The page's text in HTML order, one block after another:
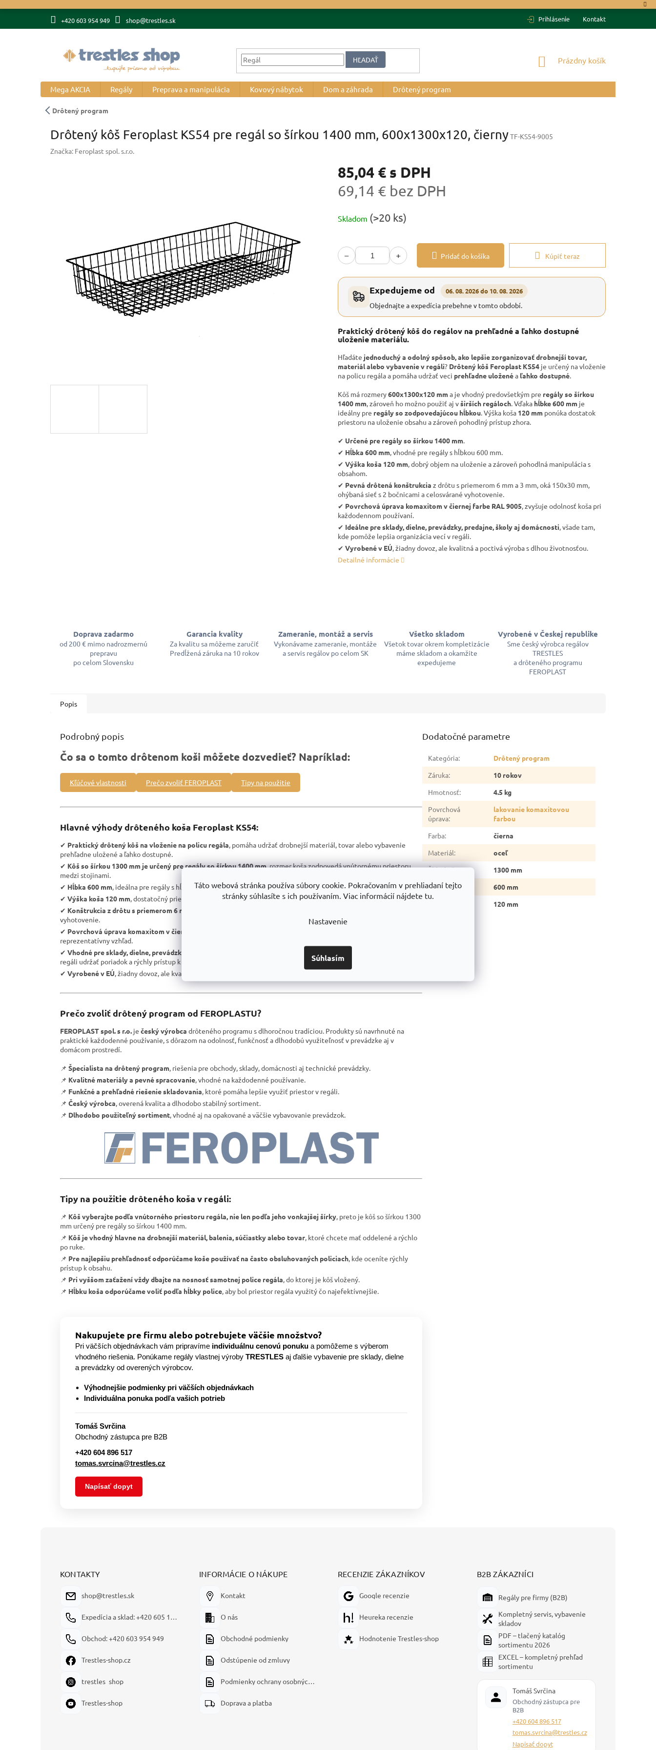
Táto webová stránka používa súbory cookie. Pokračovaním v prehliadaní tejto
stránky súhlasíte s ich používaním. Viac informácií nájdete tu.
Nastavenie
Súhlasím
+420 603 954 949 shop@trestles.sk Prihlásenie Kontakt
HĽADAŤ
NÁKUPNÝ
Prázdny košík
Mega AKCIA Regály Preprava a manipulácia Kovový nábytok Dom a záhrada Drôtený program
Drôtený program
Drôtený kôš Feroplast KS54 pre regál so šírkou 1400 mm, 600x1300x120, čiernyTF-KS54-9005
Značka: Feroplast spol. s.r.o.
85,04 € s DPH
69,14 € bez DPH
cena:
Skladom (>20 ks)
− + Pridať do košíka Kúpiť teraz
Expedujeme od 06. 08. 2026 do 10. 08. 2026
Objednajte a expedícia prebehne v tomto období.
Praktický drôtený kôš do regálov na prehľadné a ľahko dostupné
uloženie materiálu.
Hľadáte jednoduchý a odolný spôsob, ako lepšie zorganizovať drobnejší tovar,
materiál alebo vybavenie v regáli? Drôtený kôš Feroplast KS54 je určený na vloženie
na policu regála a pomáha udržať veci prehľadne uloženéa ľahko dostupné.
Kôš má rozmery600x1300x120 mma je vhodný predovšetkým pre regály so šírkou
1400 mm, zároveň ho možno použiť aj vširších regáloch. Vďaka hĺbke 600 mm je
ideálny pre regály so zodpovedajúcou hĺbkou. Výška koša 120 mm ponúka dostatok
priestoru na uloženie obsahu a zároveň pohodlný prístup zhora.
✔ Určené pre regály so šírkou 1400 mm.
✔ Hĺbka 600 mm, vhodné pre regály s hĺbkou 600 mm.
✔ Výška koša 120 mm, dobrý objem na uloženie a zároveň pohodlná manipulácia s
obsahom.
✔ Pevná drôtená konštrukcia z drôtu s priemerom 6 mm a 3 mm, oká 150x30 mm,
ohýbaná sieť s 2 bočnicami a celosvárané vyhotovenie.
✔ Povrchová úprava komaxitom v čiernej farbe RAL 9005, zvyšuje odolnosť koša pri
každodennom používaní.
✔ Ideálne pre sklady, dielne, prevádzky, predajne, školy aj domácnosti, všade tam,
kde pomôže lepšia organizácia vecí v regáli.
✔ Vyrobené v EÚ, žiadny dovoz, ale kvalitná a poctivá výroba s dlhou životnosťou.
Detailné informácie
Doprava zadarmo
od 200 € mimo nadrozmernú
prepravu
po celom Slovensku
Garancia kvality
Za kvalitu sa môžeme zaručiť
Predĺžená záruka na 10 rokov
Zameranie, montáž a servis
Vykonávame zameranie, montáže
a servis regálov po celom SK
Všetko skladom
Všetok tovar okrem kompletizácie
máme skladom a okamžite
expedujeme
Vyrobené v Českej republike
Sme český výrobca regálov
TRESTLES
a drôteného programu
FEROPLAST
Popis
Podrobný popis
Čo sa o tomto drôtenom koši môžete dozvedieť? Napríklad:
Kľúčové vlastnosti Prečo zvoliť FEROPLAST Tipy na použitie
Hlavné výhody drôteného koša Feroplast KS54:
✔ Praktický drôtený kôš na vloženie na policu regála, pomáha udržať drobnejší materiál, tovar alebo vybavenie
prehľadne uložené a ľahko dostupné.
✔ Kôš so šírkou 1300 mm je určený pre regály so šírkou 1400 mm, rozmer koša zodpovedá vnútornému priestoru
medzi stojinami.
✔ Hĺbka 600 mm, ideálna pre regály s hĺbkou 600 mm.
✔ Výška koša 120 mm, dostatočný priestor na uloženie obsahu a zároveň pohodlný prístup pri manipulácii.
✔ Konštrukcia z drôtu s priemerom 6 mm a 3 mm
vyhotovenie.
✔ Povrchová úprava komaxitom v čiernej farbe RAL 9005
reprezentatívny vzhľad.
✔ Vhodné pre sklady, dielne, prevádzky, obchody, školy aj domácnosti
regáli udržať poriadok a rýchly prístup k uloženým veciam.
✔ Vyrobené v EÚ, žiadny dovoz, ale kvalitná a poctivá výroba s dlhou životnosťou.
Prečo zvoliť drôtený program od FEROPLASTU?
FEROPLAST spol. s r.o. je český výrobca drôteného programu s dlhoročnou tradíciou. Produkty sú navrhnuté na
praktické každodenné používanie, s dôrazom na odolnosť, funkčnosť a dlhodobú využiteľnosť v prevádzke aj v
domácom prostredí.
📌 Špecialista na drôtený program, riešenia pre obchody, sklady, domácnosti aj technické prevádzky.
📌 Kvalitné materiály a pevné spracovanie, vhodné na každodenné používanie.
📌 Funkčné a prehľadné riešenie skladovania, ktoré pomáha lepšie využiť priestor v regáli.
📌 Český výrobca, overená kvalita a dlhodobo stabilný sortiment.
📌 Dlhodobo použiteľný sortiment, vhodné aj na opakované a väčšie vybavovanie prevádzok.
Tipy na použitie drôteného koša v regáli:
📌 Kôš vyberajte podľa vnútorného priestoru regála, nie len podľa jeho vonkajšej šírky, preto je kôš so šírkou 1300
mm určený pre regály so šírkou 1400 mm.
📌 Kôš je vhodný hlavne na drobnejší materiál, balenia, súčiastky alebo tovar, ktoré chcete mať oddelené a rýchlo
po ruke.
📌 Pre najlepšiu prehľadnosť odporúčame koše používať na často obsluhovaných policiach, kde oceníte rýchly
prístup k obsahu.
📌 Pri vyššom zaťažení vždy dbajte na nosnosť samotnej police regála, do ktorej je kôš vložený.
📌 Hĺbku koša odporúčame voliť podľa hĺbky police, aby bol priestor regála využitý čo najefektívnejšie.
Nakupujete pre firmu alebo potrebujete väčšie množstvo?
Pri väčších objednávkach vám pripravíme individuálnu cenovú ponuku a pomôžeme s výberom
vhodného riešenia. Ponúkame regály vlastnej výroby TRESTLES aj ďalšie vybavenie pre sklady, dielne
a prevádzky od overených výrobcov.
Výhodnejšie podmienky pri väčších objednávkach
Individuálna ponuka podľa vašich potrieb
Tomáš Svrčina
Obchodný zástupca pre B2B
+420 604 896 517
tomas.svrcina@trestles.cz
Napísať dopyt
Dodatočné parametre
Kategória:
Drôtený program
Záruka:
10 rokov
Hmotnosť:
4.5 kg
Povrchová
úprava:
lakovanie komaxitovou
farbou
Farba:
čierna
Materiál:
oceľ
Šírka koša:
1300 mm
Hĺbka koša:
600 mm
120 mm
KONTAKTY
shop@trestles.sk
Expedícia a sklad: +420 605 180 144
Obchod: +420 603 954 949
Trestles-shop.cz
trestles_shop
Trestles-shop
INFORMÁCIE O NÁKUPE
Kontakt
O nás
Obchodné podmienky
Odstúpenie od zmluvy
Podmienky ochrany osobných údajov
Doprava a platba
RECENZIE ZÁKAZNÍKOV
Google recenzie
Heureka recenzie
Hodnotenie Trestles-shop
B2B ZÁKAZNÍCI
Regály pre firmy (B2B)
Kompletný servis, vybavenie
skladov
PDF – tlačený katalóg
sortimentu 2026
EXCEL – kompletný prehľad
sortimentu
Tomáš Svrčina
Obchodný zástupca pre
B2B
+420 604 896 517
tomas.svrcina@trestles.cz
Napísať dopyt